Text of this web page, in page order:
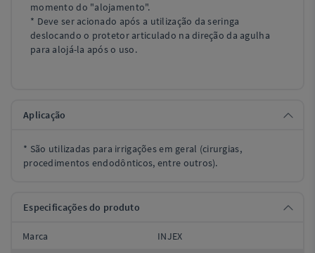
momento do "alojamento".
* Deve ser acionado após a utilização da seringa
deslocando o protetor articulado na direção da agulha
para alojá-la após o uso.
Aplicação
* São utilizadas para irrigações em geral (cirurgias,
procedimentos endodônticos, entre outros).
Especificações do produto
Marca INJEX